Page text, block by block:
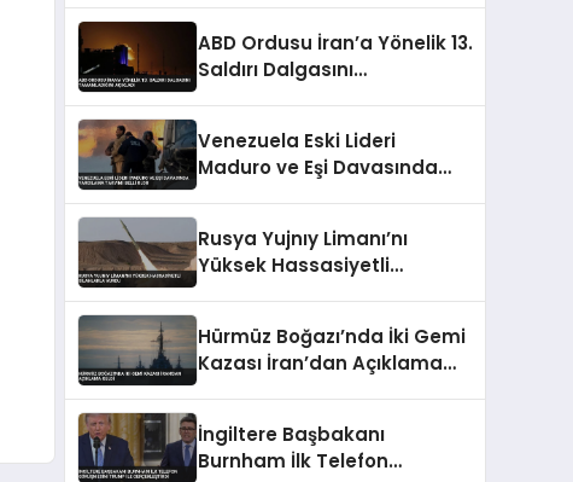
ABD Ordusu İran’a Yönelik 13.
Saldırı Dalgasını
Venezuela Eski Lideri
Maduro ve Eşi Davasında
Rusya Yujnıy Limanı’nı
Yüksek Hassasiyetli
Hürmüz Boğazı’nda İki Gemi
Kazası İran’dan Açıklama
İngiltere Başbakanı
Burnham İlk Telefon